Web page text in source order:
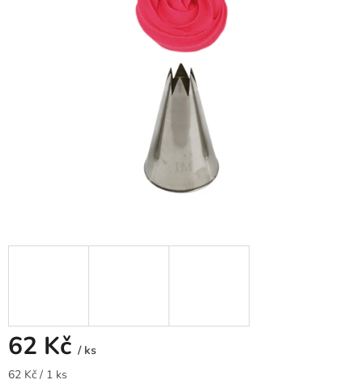
62 Kč / ks
Měrná
62 Kč / 1 ks